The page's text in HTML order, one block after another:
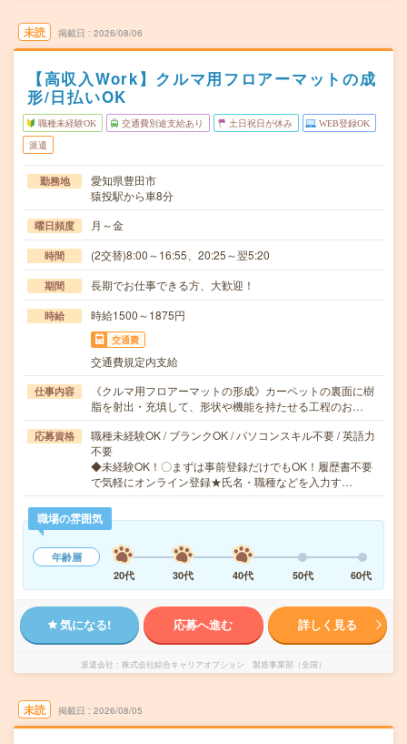
未読 掲載日 2026/08/06
【高収入Work】クルマ用フロアーマットの成
形/日払いOK
職種未経験OK 交通費別途支給あり 土日祝日が休み WEB登録OK
派遣
勤務地
愛知県豊田市
猿投駅から車8分
曜日頻度 月～金
時間 (2交替)8:00～16:55、20:25～翌5:20
期間 長期でお仕事できる方、大歓迎！
時給 時給1500～1875円
交通費
交通費規定内支給
仕事内容
《クルマ用フロアーマットの形成》カーペットの裏面に樹
脂を射出・充填して、形状や機能を持たせる工程のお…
応募資格
職種未経験OK / ブランクOK / パソコンスキル不要 / 英語力
不要
◆未経験OK！〇まずは事前登録だけでもOK！履歴書不要
で気軽にオンライン登録★氏名・職種などを入力す…
職場の雰囲気
年齢層
20代
30代 40代 50代 60代
気になる! 応募へ進む 詳しく見る
派遣会社 株式会社綜合キャリアオプション 製造事業部（全国）
未読 掲載日 2026/08/05